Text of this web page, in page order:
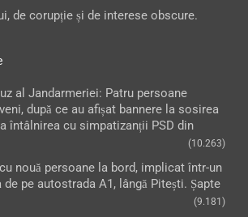
de corupție și de interese obscure.
al Jandarmeriei: Patru persoane
după ce au afișat bannere la sosirea
întâlnirea cu simpatizanții PSD din
(10.263)
nouă persoane la bord, implicat într-un
pe autostrada A1, lângă Pitești. Șapte
(9.181)